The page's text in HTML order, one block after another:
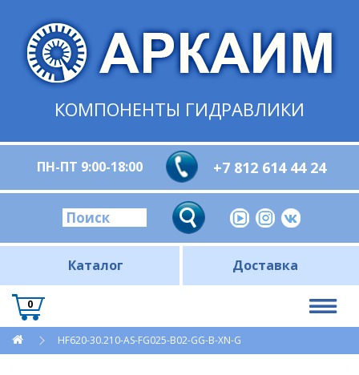
КОМПОНЕНТЫ ГИДРАВЛИКИ
ПН-ПТ 9:00-18:00 +7 812 614 44 24
Каталог Доставка
0
HF620-30.210-AS-FG025-B02-GG-B-XN-G